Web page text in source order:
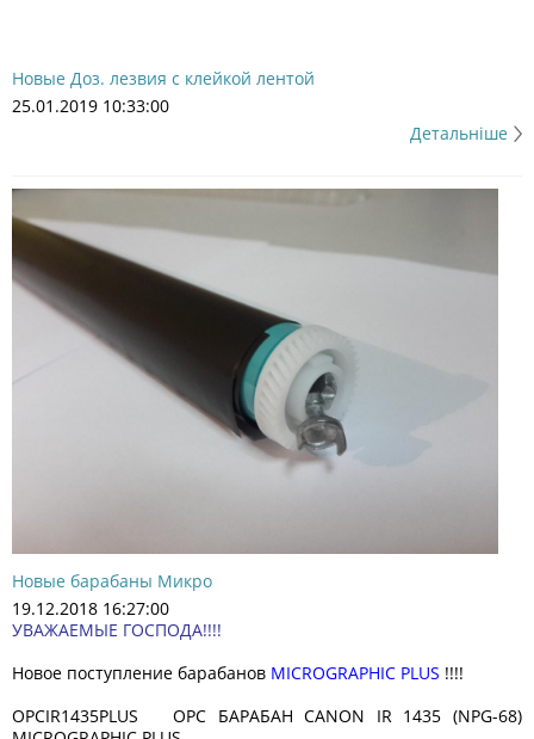
Новые Доз. лезвия с клейкой лентой
25.01.2019 10:33:00
Детальніше
Новые барабаны Микро
19.12.2018 16:27:00
УВАЖАЕМЫЕ ГОСПОДА!!!!
Новое поступление барабанов MICROGRAPHIC PLUS !!!!
OPCIR1435PLUS OPC БАРАБАН CANON IR 1435 (NPG-68)